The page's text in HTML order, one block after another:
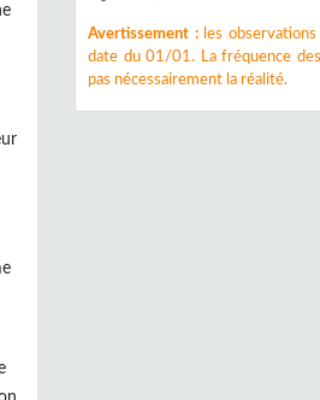
Avertissement :les observations
date du 01/01. La fréquence
pas nécessairement la réalité.